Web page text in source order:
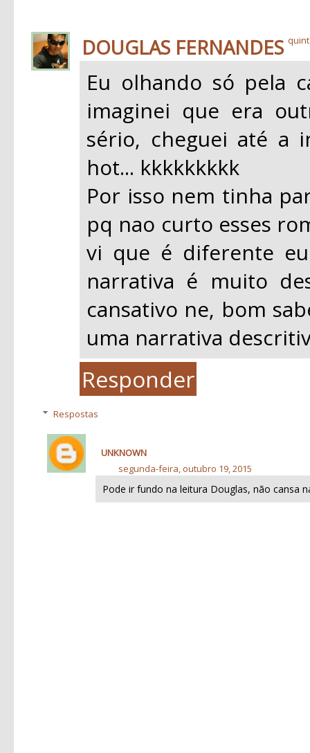
DOUGLAS FERNANDES
Eu olhando só pela
imaginei que era
sério, cheguei até a
hot... kkkkkkkkk
Por isso nem tinha
pq nao curto esses
vi que é diferente
narrativa é muito
cansativo ne, bom
uma narrativa
Responder
Respostas
UNKNOWN
segunda-feira, outubro 19, 2015
Pode ir fundo na leitura Douglas, não cansa